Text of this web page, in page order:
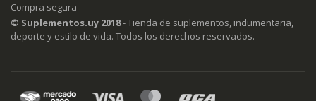
Compra segura
© Suplementos.uy 2018- Tienda de suplementos, indumentaria,
deporte y estilo de vida. Todos los derechos reservados.